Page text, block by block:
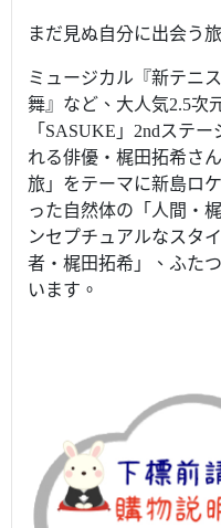
まだ見ぬ自分に出会う旅
ミュージカル『新テニ
舞』など、大人気2.5次
「SASUKE」2ndステ
れる俳優・梶田拓希さ
旅」をテーマに新島ロ
った自然体の「人間・
ンセプチュアルなスタ
者・梶田拓希」、ふた
います。